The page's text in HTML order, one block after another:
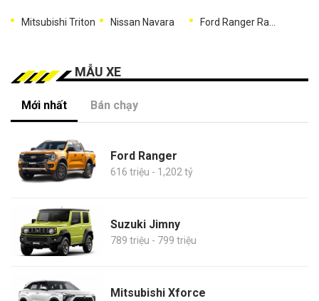
Mitsubishi Triton Nissan Navara
MẪU XE
Mới nhất Bán chạy
Ford Ranger
616 triệu - 1,202 tỷ
Suzuki Jimny
789 triệu - 799 triệu
Mitsubishi Xforce